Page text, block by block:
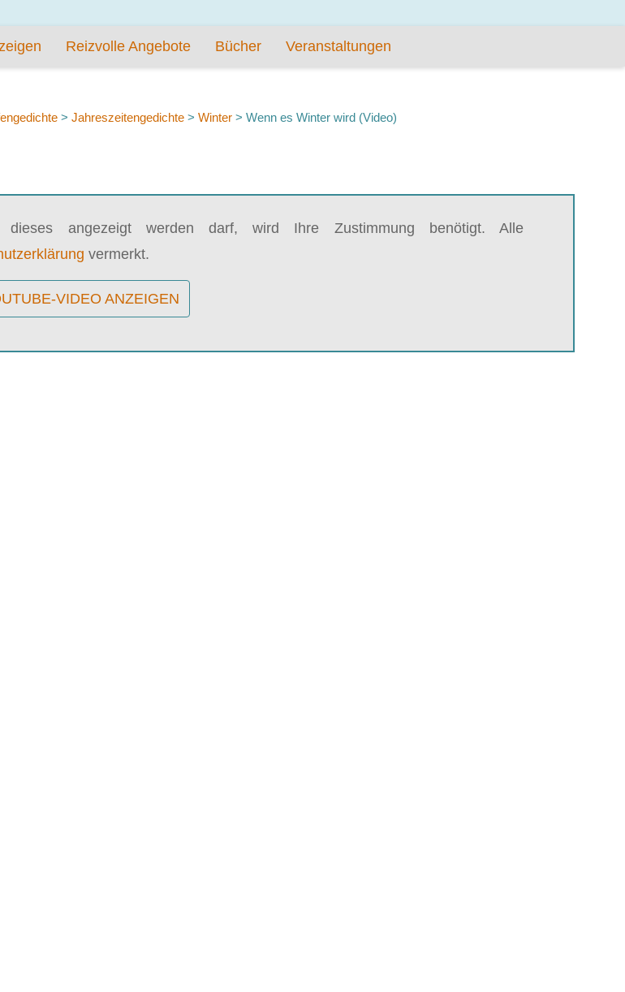
Reizvolle Angebote Bücher Veranstaltungen
> Jahreszeitengedichte > Winter > Wenn es Winter wird (Video)
angezeigt werden darf, wird Ihre Zustimmung benötigt. Alle
vermerkt.
VIDEO ANZEIGEN